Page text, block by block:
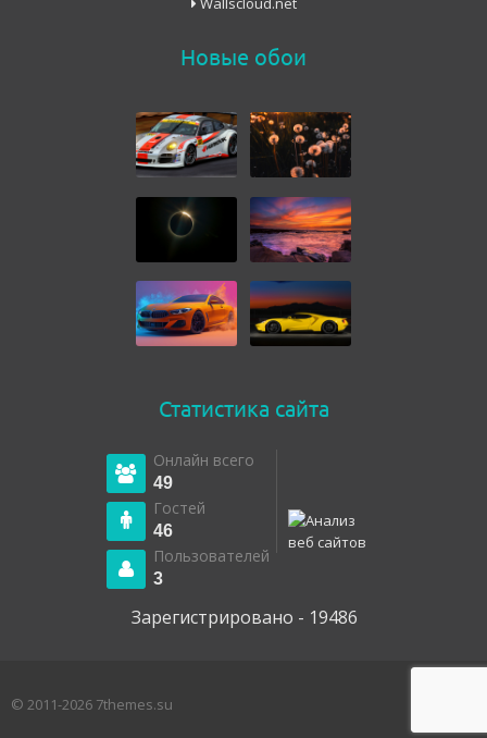
Новые обои
Статистика сайта
Онлайн всего
49
Гостей
46
Пользователей
3
Зарегистрировано - 19486
© 2011-2026 7themes.su